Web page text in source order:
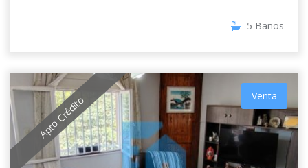
5 Baños
Apto Crédito Venta